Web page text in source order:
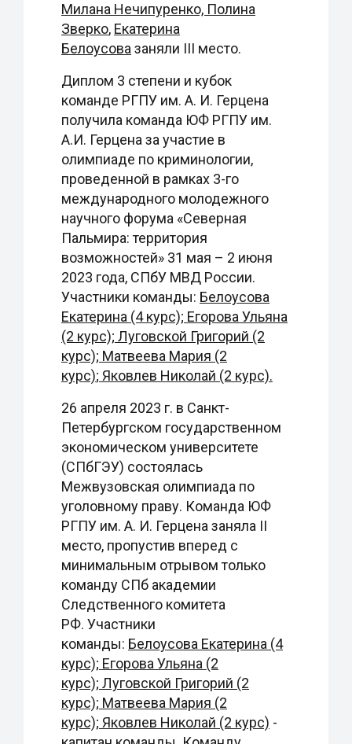
Милана Нечипуренко, Полина
Зверко, Екатерина
Белоусова заняли III место.
Диплом 3 степени и кубок
команде РГПУ им. А. И. Герцена
получила команда ЮФ РГПУ им.
А.И. Герцена за участие в
олимпиаде по криминологии,
проведенной в рамках 3-го
международного молодежного
научного форума «Северная
Пальмира: территория
возможностей» 31 мая – 2 июня
2023 года, СПбУ МВД России.
Участники команды: Белоусова
Екатерина (4 курс); Егорова Ульяна
(2 курс); Луговской Григорий (2
курс); Матвеева Мария (2
курс); Яковлев Николай (2 курс).
26 апреля 2023 г. в Санкт-
Петербургском государственном
экономическом университете
(СПбГЭУ) состоялась
Межвузовская олимпиада по
уголовному праву. Команда ЮФ
РГПУ им. А. И. Герцена заняла II
место, пропустив вперед с
минимальным отрывом только
команду СПб академии
Следственного комитета
РФ. Участники
команды: Белоусова Екатерина (4
курс); Егорова Ульяна (2
курс); Луговской Григорий (2
курс); Матвеева Мария (2
курс); Яковлев Николай (2 курс) -